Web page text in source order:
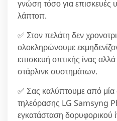
γνώση τόσο για επισκευές
λάπτοπ.
✅ Στον πελάτη δεν
ολοκληρώνουμε
επισκευή οπτικής ίνας αλλά
στάρλινκ συστημάτων.
✅ Σας καλύπτουμε από
τηλεόρασης LG Samsyng
εγκατάσταση δορυφορικού